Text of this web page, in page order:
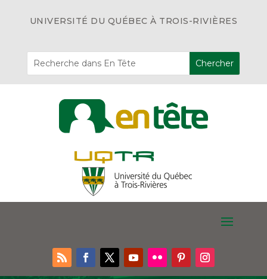
UNIVERSITÉ DU QUÉBEC À TROIS-RIVIÈRES